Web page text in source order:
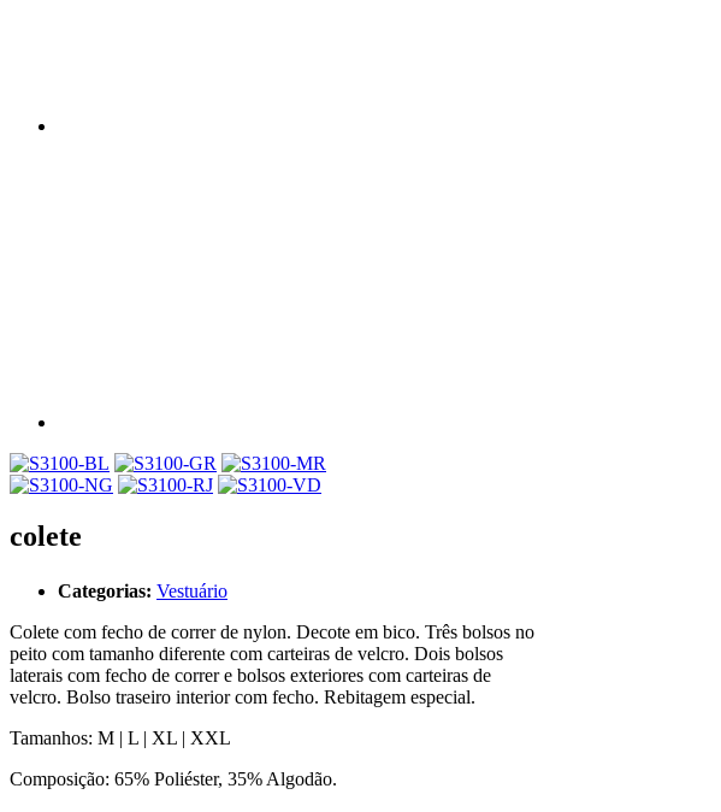
colete
Categorias: Vestuário
Colete com fecho de correr de nylon. Decote em bico. Três bolsos no
peito com tamanho diferente com carteiras de velcro. Dois bolsos
laterais com fecho de correr e bolsos exteriores com carteiras de
velcro. Bolso traseiro interior com fecho. Rebitagem especial.
Tamanhos: M | L | XL | XXL
Composição: 65% Poliéster, 35% Algodão.